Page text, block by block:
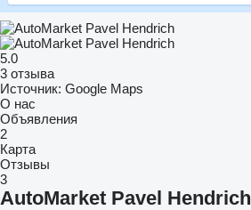
5.0
3 отзыва
Источник: Google Maps
О нас
Объявления
2
Карта
Отзывы
3
AutoMarket Pavel Hendrich